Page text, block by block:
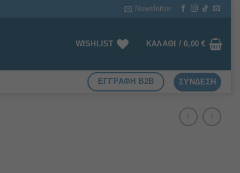
Newsletter
WISHLIST ΚΑΛΆΘΙ /0,00€
ΕΓΓΡΑΦΗ B2B ΣΎΝΔΕΣΗ